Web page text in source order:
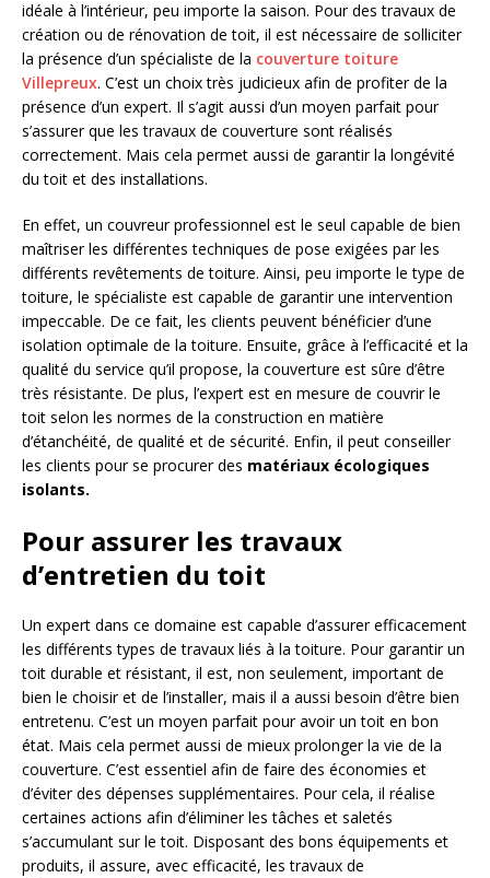
idéale à l’intérieur, peu importe la saison. Pour des travaux de
création ou de rénovation de toit, il est nécessaire de solliciter
la présence d’un spécialiste de la couverture toiture
Villepreux. C’est un choix très judicieux afin de profiter de la
présence d’un expert. Il s’agit aussi d’un moyen parfait pour
s’assurer que les travaux de couverture sont réalisés
correctement. Mais cela permet aussi de garantir la longévité
du toit et des installations.
En effet, un couvreur professionnel est le seul capable de bien
maîtriser les différentes techniques de pose exigées par les
différents revêtements de toiture. Ainsi, peu importe le type de
toiture, le spécialiste est capable de garantir une intervention
impeccable. De ce fait, les clients peuvent bénéficier d’une
isolation optimale de la toiture. Ensuite, grâce à l’efficacité et la
qualité du service qu’il propose, la couverture est sûre d’être
très résistante. De plus, l’expert est en mesure de couvrir le
toit selon les normes de la construction en matière
d’étanchéité, de qualité et de sécurité. Enfin, il peut conseiller
les clients pour se procurer des matériaux écologiques
isolants.
Pour assurer les travaux
d’entretien du toit
Un expert dans ce domaine est capable d’assurer efficacement
les différents types de travaux liés à la toiture. Pour garantir un
toit durable et résistant, il est, non seulement, important de
bien le choisir et de l’installer, mais il a aussi besoin d’être bien
entretenu. C’est un moyen parfait pour avoir un toit en bon
état. Mais cela permet aussi de mieux prolonger la vie de la
couverture. C’est essentiel afin de faire des économies et
d’éviter des dépenses supplémentaires. Pour cela, il réalise
certaines actions afin d’éliminer les tâches et saletés
s’accumulant sur le toit. Disposant des bons équipements et
produits, il assure, avec efficacité, les travaux de